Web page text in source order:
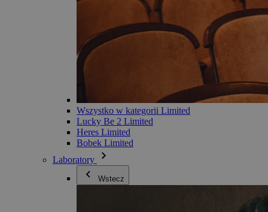
Wszystko w kategorii Limited
Lucky Be 2 Limited
Heres Limited
Bobek Limited
Laboratory
Wstecz